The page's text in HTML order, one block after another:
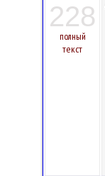
228
полный
текст